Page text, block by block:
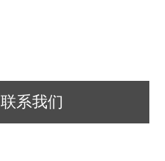
联系我们